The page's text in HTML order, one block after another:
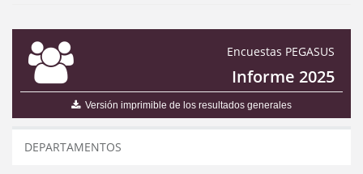
Encuestas PEGASUS
Informe 2025
Versión imprimible de los resultados generales
DEPARTAMENTOS